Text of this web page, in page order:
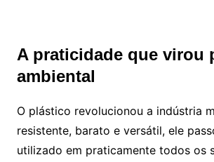
A praticidade que virou
ambiental
O plástico revolucionou a indústria
resistente, barato e versátil, ele
utilizado em praticamente todos os